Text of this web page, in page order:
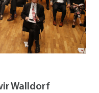
Walldorf